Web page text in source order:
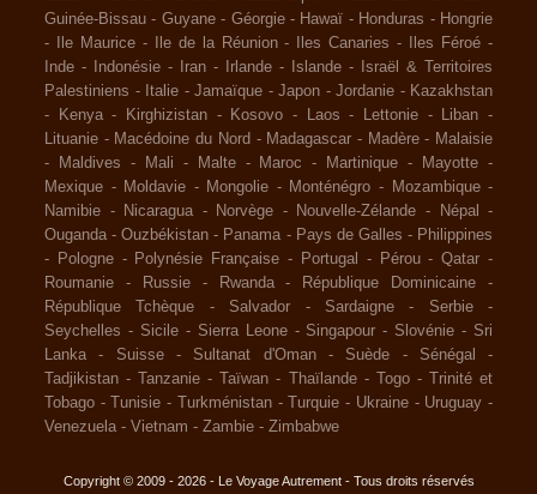
Guinée-Bissau - Guyane - Géorgie - Hawaï - Honduras - Hongrie
-
Ile Maurice - Ile de la Réunion - Iles Canaries - Iles Féroé -
Inde - Indonésie - Iran - Irlande - Islande -
Israël & Territoires
Palestiniens - Italie - Jamaïque - Japon - Jordanie - Kazakhstan
-
Kenya - Kirghizistan - Kosovo - Laos - Lettonie - Liban -
Lituanie - Macédoine du Nord - Madagascar - Madère - Malaisie
-
Maldives - Mali - Malte - Maroc - Martinique - Mayotte -
Mexique - Moldavie - Mongolie - Monténégro - Mozambique -
Namibie - Nicaragua - Norvège - Nouvelle-Zélande - Népal
-
Ouganda -Ouzbékistan - Panama - Pays de Galles - Philippines
-
Pologne - Polynésie Française - Portugal - Pérou -Qatar -
Roumanie
- Russie - Rwanda - République Dominicaine
-
République Tchèque
- Salvador - Sardaigne - Serbie
-
Seychelles - Sicile - Sierra Leone - Singapour - Slovénie - Sri
Lanka
- Suisse - Sultanat d'Oman - Suède - Sénégal
-
Tadjikistan - Tanzanie - Taïwan - Thaïlande - Togo -
Trinité et
Tobago - Tunisie - Turkménistan - Turquie - Ukraine - Uruguay -
Venezuela - Vietnam - Zambie - Zimbabwe
Copyright © 2009 - 2026 - Le Voyage Autrement - Tous droits réservés